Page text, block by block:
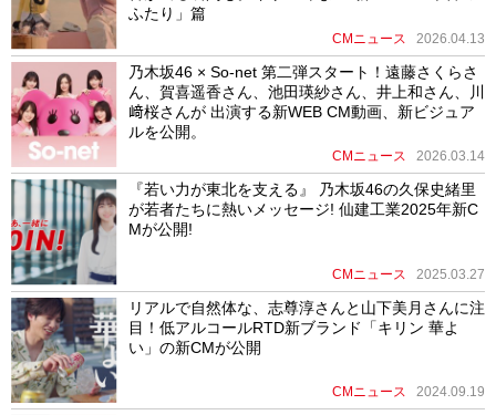
ふたり」篇
CMニュース 2026.04.13
乃木坂46 × So-net 第二弾スタート！遠藤さくらさ
ん、賀喜遥香さん、池田瑛紗さん、井上和さん、川
﨑桜さんが 出演する新WEB CM動画、新ビジュア
ルを公開。
CMニュース 2026.03.14
『若い力が東北を支える』 乃木坂46の久保史緒里
が若者たちに熱いメッセージ! 仙建工業2025年新C
Mが公開!
CMニュース 2025.03.27
リアルで自然体な、志尊淳さんと山下美月さんに注
目！低アルコールRTD新ブランド「キリン 華よ
い」の新CMが公開
CMニュース 2024.09.19